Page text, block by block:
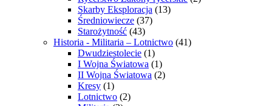
Skarby Eksploracja (13)
Średniowiecze (37)
Starożytność (43)
Historia - Militaria – Lotnictwo (41)
Dwudziestolecie (1)
I Wojna Światowa (1)
II Wojna Światowa (2)
Kresy (1)
Lotnictwo (2)